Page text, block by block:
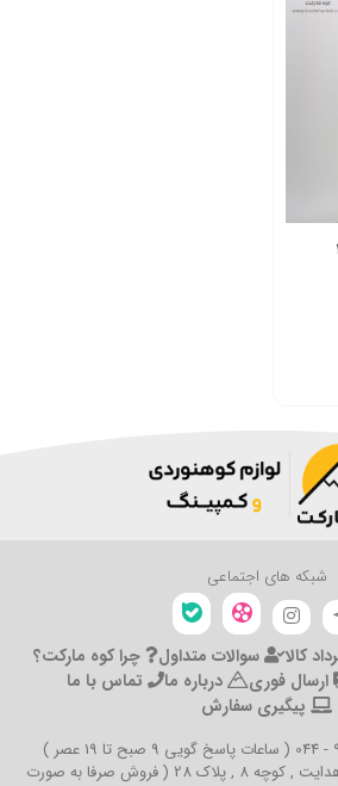
شبکه های اجتماعی
کالا سوالات متداول
چرا کوه مارکت؟
ارسال فوری درباره ما
تماس با ما
پیگیری سفارش
نشانی: ارومیه , خیابان هدایت , کوچه 8 , پلاک 28 ( فروش صرفا به صورت